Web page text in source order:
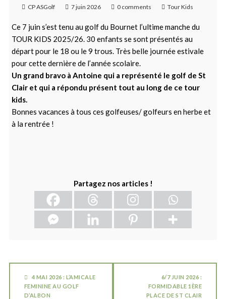
CP ASGolf 7 juin 2026 0 comments Tour Kids
Ce 7 juin s’est tenu au golf du Bournet l’ultime manche du
TOUR KIDS 2025/26. 30 enfants se sont présentés au
départ pour le 18 ou le 9 trous. Très belle journée estivale
pour cette dernière de l’année scolaire.
Un grand bravo à Antoine qui a représenté le golf de St
Clair et qui a répondu présent tout au long de ce tour
kids.
Bonnes vacances à tous ces golfeuses/ golfeurs en herbe et
à la rentrée !
Partagez nos articles !
4 MAI 2026 : L’AMICALE
FEMININE AU GOLF
D’ALBON
6/7 JUIN 2026 :
FORMIDABLE 1ÈRE
PLACE DE ST CLAIR